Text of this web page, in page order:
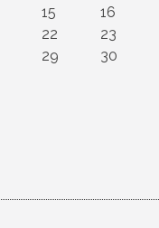
15
16
22
23
29
30